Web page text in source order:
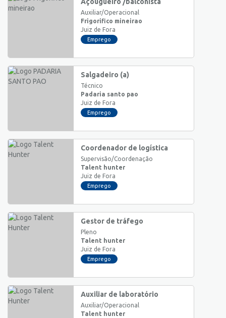
Auxiliar/Operacional
Frigorifico mineirao
Juiz de Fora
Emprego
Salgadeiro (a)
Técnico
Padaria santo pao
Juiz de Fora
Emprego
Coordenador de logística
Supervisão/Coordenação
Talent hunter
Juiz de Fora
Emprego
Gestor de tráfego
Pleno
Talent hunter
Juiz de Fora
Emprego
Auxiliar de laboratório
Auxiliar/Operacional
Talent hunter